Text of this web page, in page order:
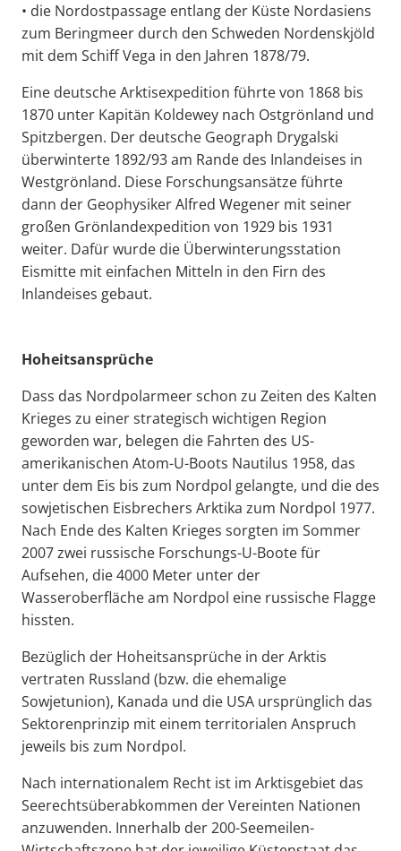
• die Nordostpassage entlang der Küste Nordasiens
zum Beringmeer durch den Schweden Nordenskjöld
mit dem Schiff Vega in den Jahren 1878/79.
Eine deutsche Arktisexpedition führte von 1868 bis
1870 unter Kapitän Koldewey nach Ostgrönland und
Spitzbergen. Der deutsche Geograph Drygalski
überwinterte 1892/93 am Rande des Inlandeises in
Westgrönland. Diese Forschungsansätze führte
dann der Geophysiker Alfred Wegener mit seiner
großen Grönlandexpedition von 1929 bis 1931
weiter. Dafür wurde die Überwinterungsstation
Eismitte mit einfachen Mitteln in den Firn des
Inlandeises gebaut.
Hoheitsansprüche
Dass das Nordpolarmeer schon zu Zeiten des Kalten
Krieges zu einer strategisch wichtigen Region
geworden war, belegen die Fahrten des US-
amerikanischen Atom-U-Boots Nautilus 1958, das
unter dem Eis bis zum Nordpol gelangte, und die des
sowjetischen Eisbrechers Arktika zum Nordpol 1977.
Nach Ende des Kalten Krieges sorgten im Sommer
2007 zwei russische Forschungs-U-Boote für
Aufsehen, die 4000 Meter unter der
Wasseroberfläche am Nordpol eine russische Flagge
hissten.
Bezüglich der Hoheitsansprüche in der Arktis
vertraten Russland (bzw. die ehemalige
Sowjetunion), Kanada und die USA ursprünglich das
Sektorenprinzip mit einem territorialen Anspruch
jeweils bis zum Nordpol.
Nach internationalem Recht ist im Arktisgebiet das
Seerechtsüberabkommen der Vereinten Nationen
anzuwenden. Innerhalb der 200-Seemeilen-